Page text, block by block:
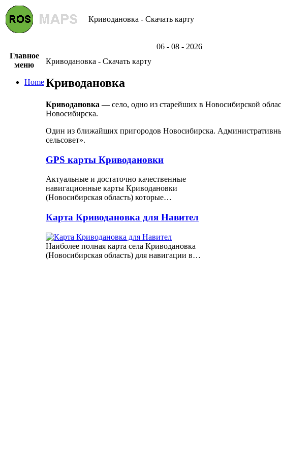
Криводановка - Скачать карту
06 - 08 - 2026
Главное
меню
Home
Криводановка - Скачать карту
Криводановка
Криводановка — село, одно из старейших в Новосибирской
Новосибирска.
Один из ближайших пригородов Новосибирска.
сельсовет».
GPS карты Криводановки
Актуальные и достаточно качественные
навигационные карты Криводановки
(Новосибирская область) которые…
Карта Криводановка для Навител
Наиболее полная карта села Криводановка
(Новосибирская область) для навигации в…